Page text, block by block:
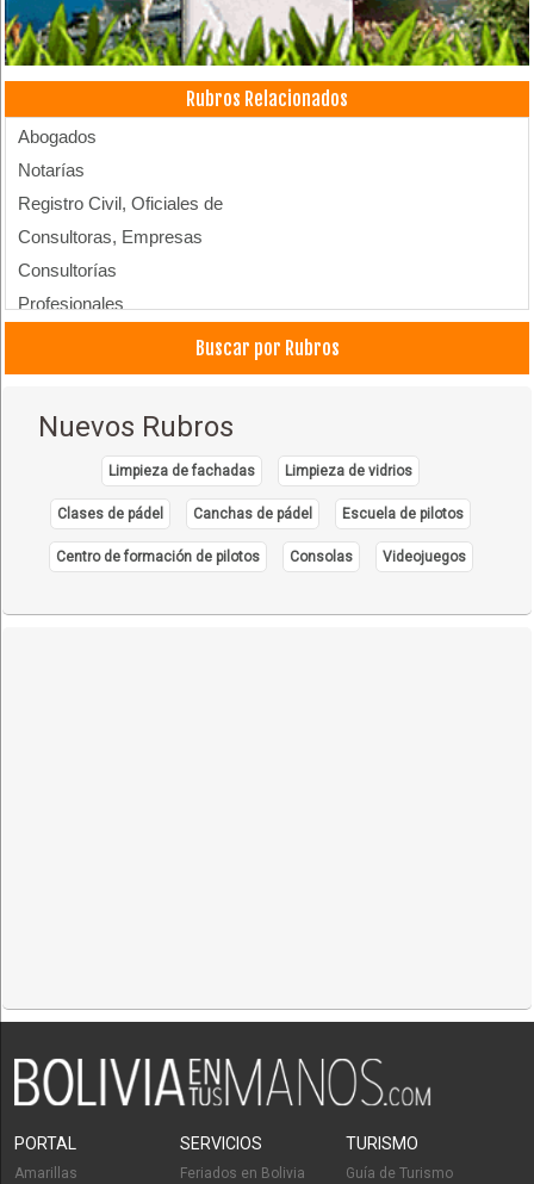
Rubros Relacionados
Abogados
Notarías
Registro Civil, Oficiales de
Consultoras, Empresas
Consultorías
Profesionales
Buscar por Rubros
Nuevos Rubros
Limpieza de fachadas Limpieza de vidrios
Clases de pádel Canchas de pádel Escuela de pilotos
Centro de formación de pilotos Consolas Videojuegos
PORTAL
Amarillas
SERVICIOS
Feriados en Bolivia
TURISMO
Guía de Turismo